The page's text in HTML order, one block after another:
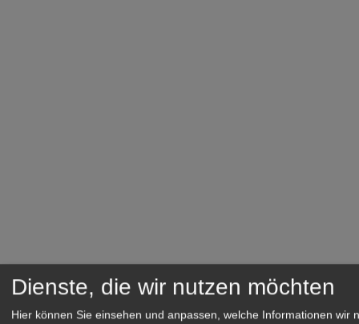
Dienste, die wir nutzen möchten
Hier können Sie einsehen und anpassen, welche Informationen wir